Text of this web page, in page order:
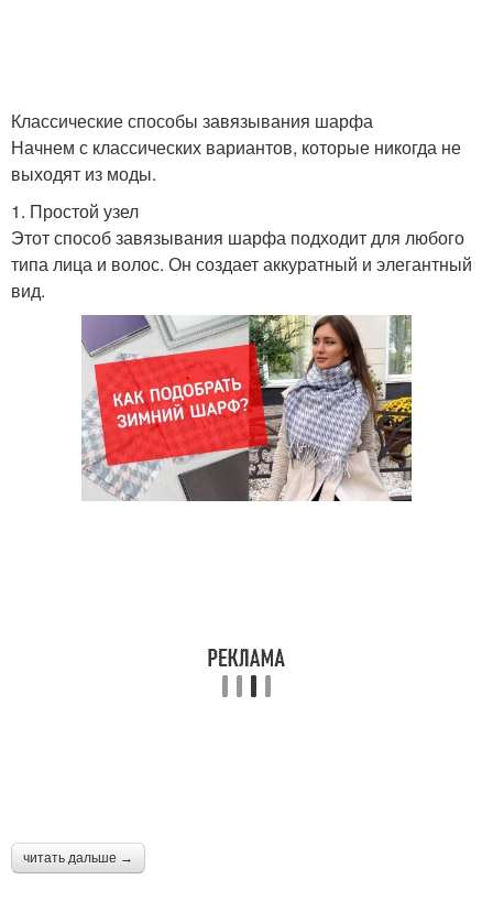
Классические способы завязывания шарфа
Начнем с классических вариантов, которые никогда не
выходят из моды.
1. Простой узел
Этот способ завязывания шарфа подходит для любого
типа лица и волос. Он создает аккуратный и элегантный
вид.
читать дальше →